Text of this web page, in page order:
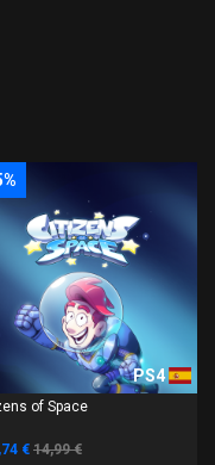
PS4
of Space
€ 14,99 €